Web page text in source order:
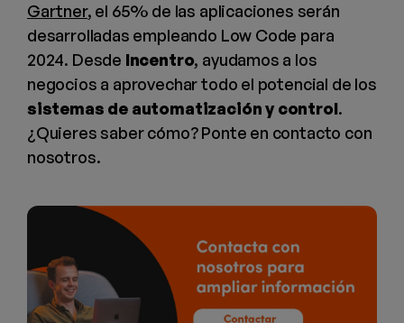
Gartner, el 65% de las aplicaciones serán
desarrolladas empleando Low Code para
2024. Desde Incentro, ayudamos a los
negocios a aprovechar todo el potencial de los
sistemas de automatización y control.
¿Quieres saber cómo? Ponte en contacto con
nosotros.